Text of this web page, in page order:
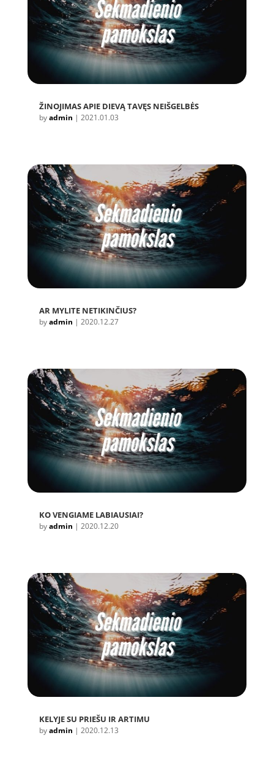
ŽINOJIMAS APIE DIEVĄ TAVĘS NEIŠGELBĖS
byadmin | 2021.01.03
AR MYLITE NETIKINČIUS?
byadmin | 2020.12.27
KO VENGIAME LABIAUSIAI?
byadmin | 2020.12.20
KELYJE SU PRIEŠU IR ARTIMU
byadmin | 2020.12.13